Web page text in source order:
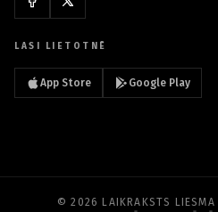
LASI LIETOTNĒ
App Store Google Play
© 2026 LAIKRAKSTS